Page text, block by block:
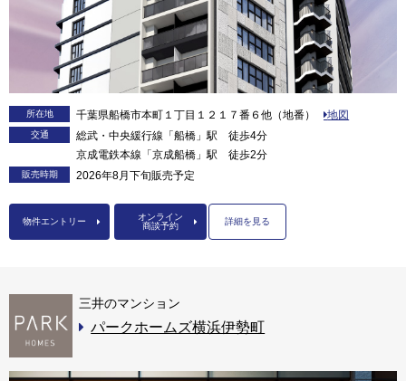
所在地 千葉県船橋市本町１丁目１２１７番６他（地番） 地図
交通
総武・中央緩行線「船橋」駅 徒歩4分
京成電鉄本線「京成船橋」駅 徒歩2分
販売時期 2026年8月下旬販売予定
物件エントリー
オンライン
商談予約
詳細を見る
三井のマンション
パークホームズ横浜伊勢町